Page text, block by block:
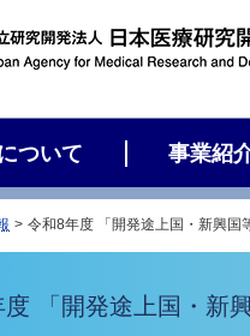
ついて 事業紹
令和8年度 「開発途上国・新興国
「開発途上国・新